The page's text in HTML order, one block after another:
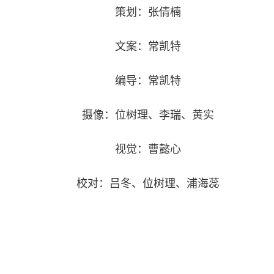
策划：张倩楠
文案：常凯特
编导：常凯特
摄像：位树理、李瑞、黄实
视觉：曹懿心
校对：吕冬、位树理、浦海蕊